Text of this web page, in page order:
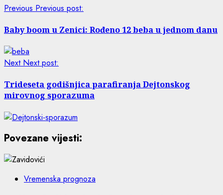
Previous Previous post:
Baby boom u Zenici: Rođeno 12 beba u jednom danu
Next Next post:
Trideseta godišnjica parafiranja Dejtonskog
mirovnog sporazuma
Povezane vijesti:
Vremenska prognoza